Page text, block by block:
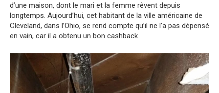
d’une maison, dont le mari et la femme rêvent depuis
longtemps. Aujourd’hui, cet habitant de la ville américaine de
Cleveland, dans l’Ohio, se rend compte qu’il ne l’a pas dépensé
en vain, car il a obtenu un bon cashback.